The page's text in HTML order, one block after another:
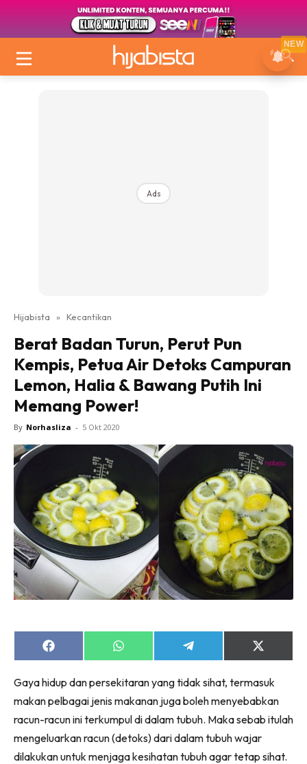
Ads
Hijabista » Kecantikan
Berat Badan Turun, Perut Pun
Kempis, Petua Air Detoks Campuran
Lemon, Halia & Bawang Putih Ini
Memang Power!
By Norhasliza - 5 Okt 2020
Share
on
Share
on
Share
on
Share
on
(Twitter)
Gaya hidup dan persekitaran yang tidak sihat, termasuk
makan pelbagai jenis makanan juga boleh menyebabkan
racun-racun ini terkumpul di dalam tubuh. Maka sebab itulah
mengeluarkan racun (detoks) dari dalam tubuh wajar
dilakukan untuk menjaga kesihatan tubuh agar tetap sihat.
NEW